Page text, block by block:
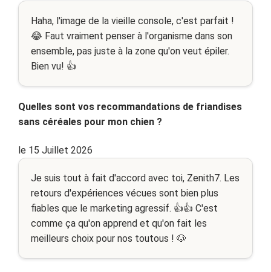
Haha, l'image de la vieille console, c'est parfait !
😂 Faut vraiment penser à l'organisme dans son
ensemble, pas juste à la zone qu'on veut épiler.
Bien vu! 👍
Quelles sont vos recommandations de friandises
sans céréales pour mon chien ?
le 15 Juillet 2026
Je suis tout à fait d'accord avec toi, Zenith7. Les
retours d'expériences vécues sont bien plus
fiables que le marketing agressif. 👍👍 C'est
comme ça qu'on apprend et qu'on fait les
meilleurs choix pour nos toutous ! 🐶